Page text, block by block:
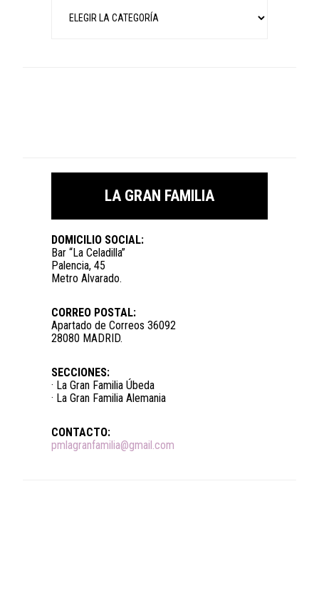
LA GRAN FAMILIA
DOMICILIO SOCIAL:
Bar “La Celadilla”
Palencia, 45
Metro Alvarado.
CORREO POSTAL:
Apartado de Correos 36092
28080 MADRID.
SECCIONES:
· La Gran Familia Úbeda
· La Gran Familia Alemania
CONTACTO:
pmlagranfamilia@gmail.com